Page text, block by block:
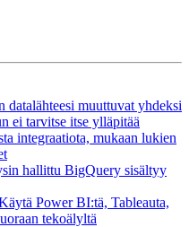
datalähteesi muuttuvat yhdeksi
ei tarvitse itse ylläpitää
integraatiota, mukaan lukien
hallittu BigQuery sisältyy
Power BI:tä, Tableauta,
tekoälyltä